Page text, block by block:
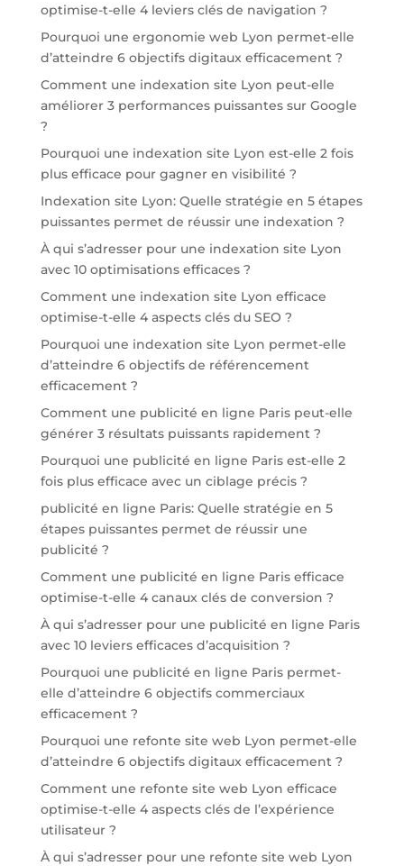
optimise-t-elle 4 leviers clés de navigation ?
Pourquoi une ergonomie web Lyon permet-elle
d’atteindre 6 objectifs digitaux efficacement ?
Comment une indexation site Lyon peut-elle
améliorer 3 performances puissantes sur Google
?
Pourquoi une indexation site Lyon est-elle 2 fois
plus efficace pour gagner en visibilité ?
Indexation site Lyon: Quelle stratégie en 5 étapes
puissantes permet de réussir une indexation ?
À qui s’adresser pour une indexation site Lyon
avec 10 optimisations efficaces ?
Comment une indexation site Lyon efficace
optimise-t-elle 4 aspects clés du SEO ?
Pourquoi une indexation site Lyon permet-elle
d’atteindre 6 objectifs de référencement
efficacement ?
Comment une publicité en ligne Paris peut-elle
générer 3 résultats puissants rapidement ?
Pourquoi une publicité en ligne Paris est-elle 2
fois plus efficace avec un ciblage précis ?
publicité en ligne Paris: Quelle stratégie en 5
étapes puissantes permet de réussir une
publicité ?
Comment une publicité en ligne Paris efficace
optimise-t-elle 4 canaux clés de conversion ?
À qui s’adresser pour une publicité en ligne Paris
avec 10 leviers efficaces d’acquisition ?
Pourquoi une publicité en ligne Paris permet-
elle d’atteindre 6 objectifs commerciaux
efficacement ?
Pourquoi une refonte site web Lyon permet-elle
d’atteindre 6 objectifs digitaux efficacement ?
Comment une refonte site web Lyon efficace
optimise-t-elle 4 aspects clés de l’expérience
utilisateur ?
À qui s’adresser pour une refonte site web Lyon